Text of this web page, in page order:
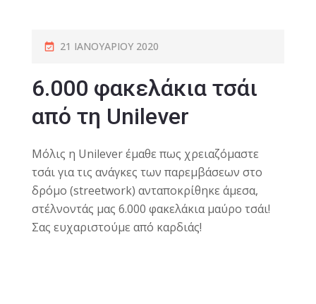
21 ΙΑΝΟΥΑΡΊΟΥ 2020
6.000 φακελάκια τσάι
από τη Unilever
Μόλις η Unilever έμαθε πως χρειαζόμαστε
τσάι για τις ανάγκες των παρεμβάσεων στο
δρόμο (streetwork) ανταποκρίθηκε άμεσα,
στέλνοντάς μας 6.000 φακελάκια μαύρο τσάι!
Σας ευχαριστούμε από καρδιάς!